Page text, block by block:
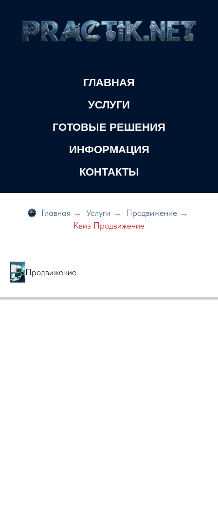
ГЛАВНАЯ
УСЛУГИ
ГОТОВЫЕ РЕШЕНИЯ
ИНФОРМАЦИЯ
КОНТАКТЫ
Главная → Услуги → Продвижение →
Квиз Продвижение
Продвижение